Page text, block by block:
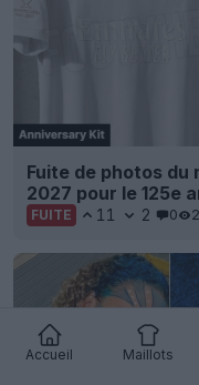
Accueil Maillots
Fuite de photos du
2027 pour le 125e
FUITE 11 2 0